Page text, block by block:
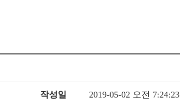
작성일 2019-05-02 오전 7:24:23